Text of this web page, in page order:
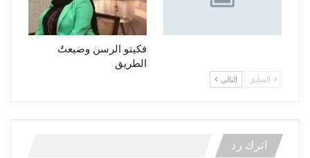
فكيتو الرسن وضيعتٌ
الطريق
السابق التالي
اترك رد